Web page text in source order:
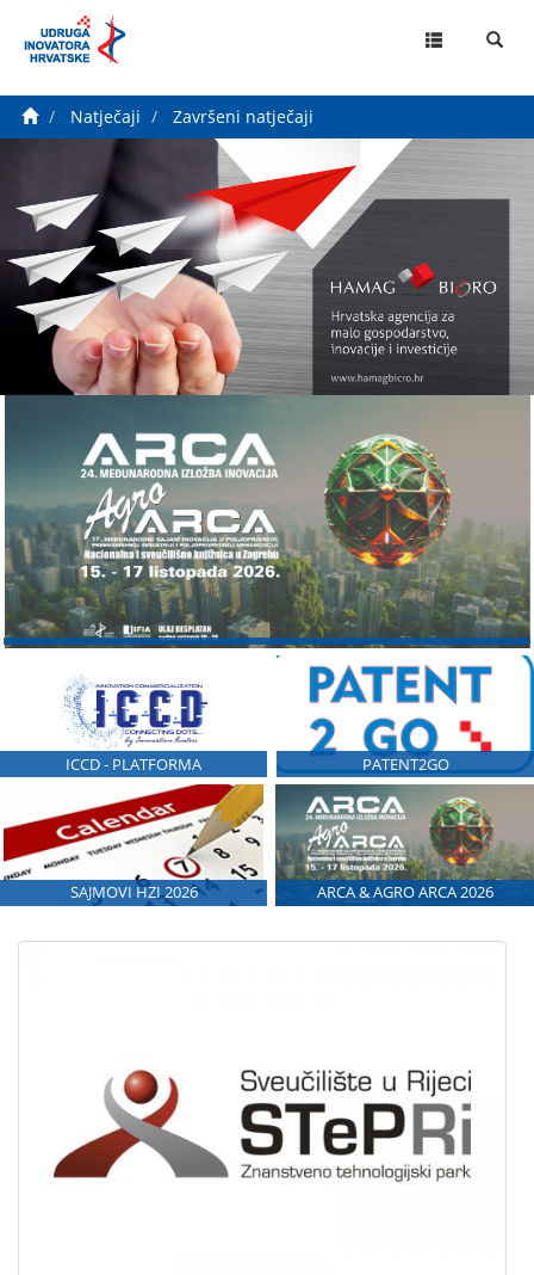
MENU
Natječaji Završeni natječaji
ICCD - PLATFORMA PATENT2GO
SAJMOVI HZI 2026 ARCA & AGRO ARCA 2026